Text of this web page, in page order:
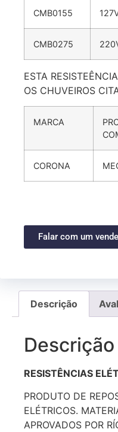
CMB0155
CMB0275
ESTA
OS CHUVEIROS
MARCA
CORONA
Falar com um
Descrição
Descrição
RESISTÊNCIAS
PRODUTO DE
ELÉTRICOS.
APROVADOS POR